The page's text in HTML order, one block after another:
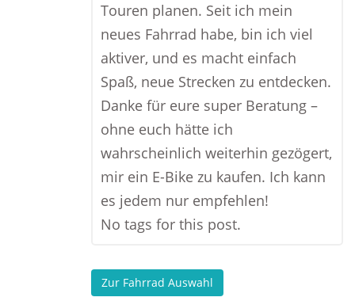
Touren planen. Seit ich mein
neues Fahrrad habe, bin ich viel
aktiver, und es macht einfach
Spaß, neue Strecken zu entdecken.
Danke für eure super Beratung –
ohne euch hätte ich
wahrscheinlich weiterhin gezögert,
mir ein E-Bike zu kaufen. Ich kann
es jedem nur empfehlen!
No tags for this post.
Zur Fahrrad Auswahl